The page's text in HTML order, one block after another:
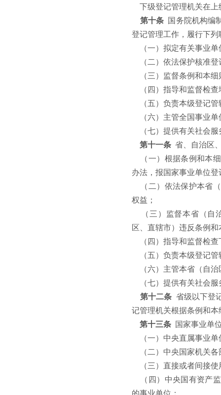
下级登记管理机关在
第十条 国务院机构编
登记管理工作，履行下列
（一）拟定有关事业
（二）依法保护核准
（三）监督条例和本
（四）指导和监督检
（五）负责本级登记
（六）主管全国事业
（七）提供有关社会服
第十一条 省、自治区
（一）根据条例和本
办法，报国家事业单位
（二）依法保护本省
权益；
（三）监督本省（
区、直辖市）违反条例
（四）指导和监督检
（五）负责本级登记
（六）主管本省（自
（七）提供有关社会服
第十二条 省级以下登
记管理机关根据条例和本
第十三条 国家事业单
（一）中央直属事业单
（二）中央国家机关
（三）直接或者间接
（四）中央国有资产
的事业单位；